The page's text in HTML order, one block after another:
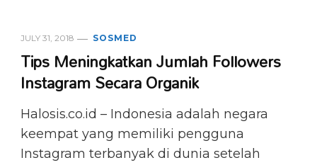
JULY 31, 2018 SOSMED
Tips Meningkatkan Jumlah Followers
Instagram Secara Organik
Halosis.co.id – Indonesia adalah negara
keempat yang memiliki pengguna
Instagram terbanyak di dunia setelah